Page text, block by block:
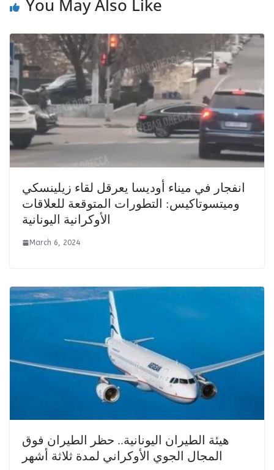
You May Also Like
انفجار في ميناء أوديسا يعرقل لقاء زيلينسكي
وميتسوتاكيس: التطورات المتوقعة للعلاقات
الأوكرانية اليونانية
March 6, 2024
هيئة الطيران اليونانية.. حظر الطيران فوق
المجال الجوي الأوكراني لمدة ثلاثة أشهر